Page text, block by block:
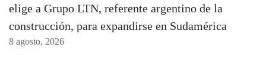
elige a Grupo LTN, referente argentino de la
construcción, para expandirse en Sudamérica
8 agosto, 2026